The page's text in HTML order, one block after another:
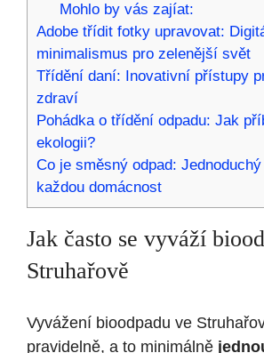
Mohlo by vás zajíat:
Adobe třídit fotky upravovat:
minimalismus pro zelenější svět
Třídění daní: Inovativní přístupy
zdraví
Pohádka o třídění odpadu: Jak
ekologii?
Co je směsný odpad:
každou domácnost
Jak často se vyváží
Struhařově
Vyvážení bioodpadu ve
pravidelně, a to minimálně